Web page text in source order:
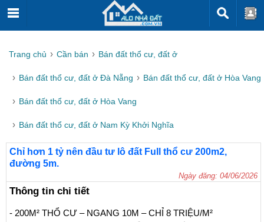
Trang chủ Cần bán Bán đất thổ cư, đất ở
Bán đất thổ cư, đất ở Đà Nẵng Bán đất thổ cư, đất ở Hòa Vang
Bán đất thổ cư, đất ở Hòa Vang
Bán đất thổ cư, đất ở Nam Kỳ Khởi Nghĩa
Chỉ hơn 1 tỷ nên đầu tư lô đất Full thổ cư 200m2,
đường 5m.
Ngày đăng: 04/06/2026
Thông tin chi tiết
- 200M² THỔ CƯ – NGANG 10M – CHỈ 8 TRIỆU/M²